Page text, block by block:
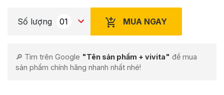
Số lượng MUA NGAY
🔎 Tìm trên Google "Tên sản phẩm + vivita" để mua
sản phẩm chính hãng nhanh nhất nhé!